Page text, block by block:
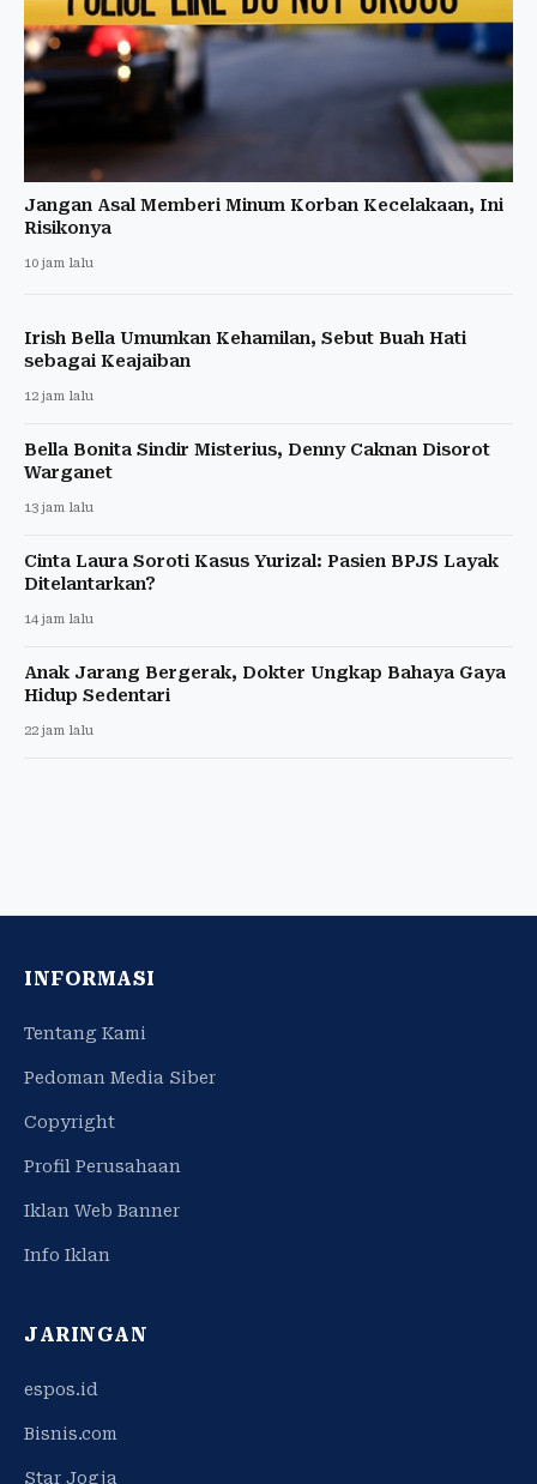
Jangan Asal Memberi Minum Korban Kecelakaan, Ini
Risikonya
10 jam lalu
Irish Bella Umumkan Kehamilan, Sebut Buah Hati
sebagai Keajaiban
12 jam lalu
Bella Bonita Sindir Misterius, Denny Caknan Disorot
Warganet
13 jam lalu
Cinta Laura Soroti Kasus Yurizal: Pasien BPJS Layak
Ditelantarkan?
14 jam lalu
Anak Jarang Bergerak, Dokter Ungkap Bahaya Gaya
Hidup Sedentari
22 jam lalu
INFORMASI
Tentang Kami
Pedoman Media Siber
Copyright
Profil Perusahaan
Iklan Web Banner
Info Iklan
JARINGAN
espos.id
Bisnis.com
Star Jogja